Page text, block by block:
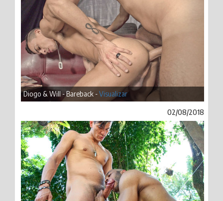
Diogo & Will - Bareback -Visualizar
02/08/2018